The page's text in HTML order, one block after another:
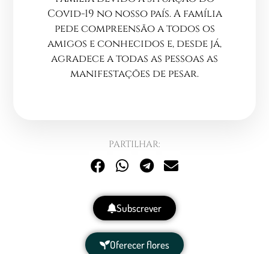
Covid-19 no nosso país. A família
pede compreensão a todos os
amigos e conhecidos e, desde já,
agradece a todas as pessoas as
manifestações de pesar.
PARTILHAR:
Subscrever
Oferecer flores